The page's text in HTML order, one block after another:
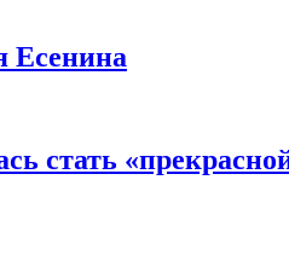
Есенина
стать